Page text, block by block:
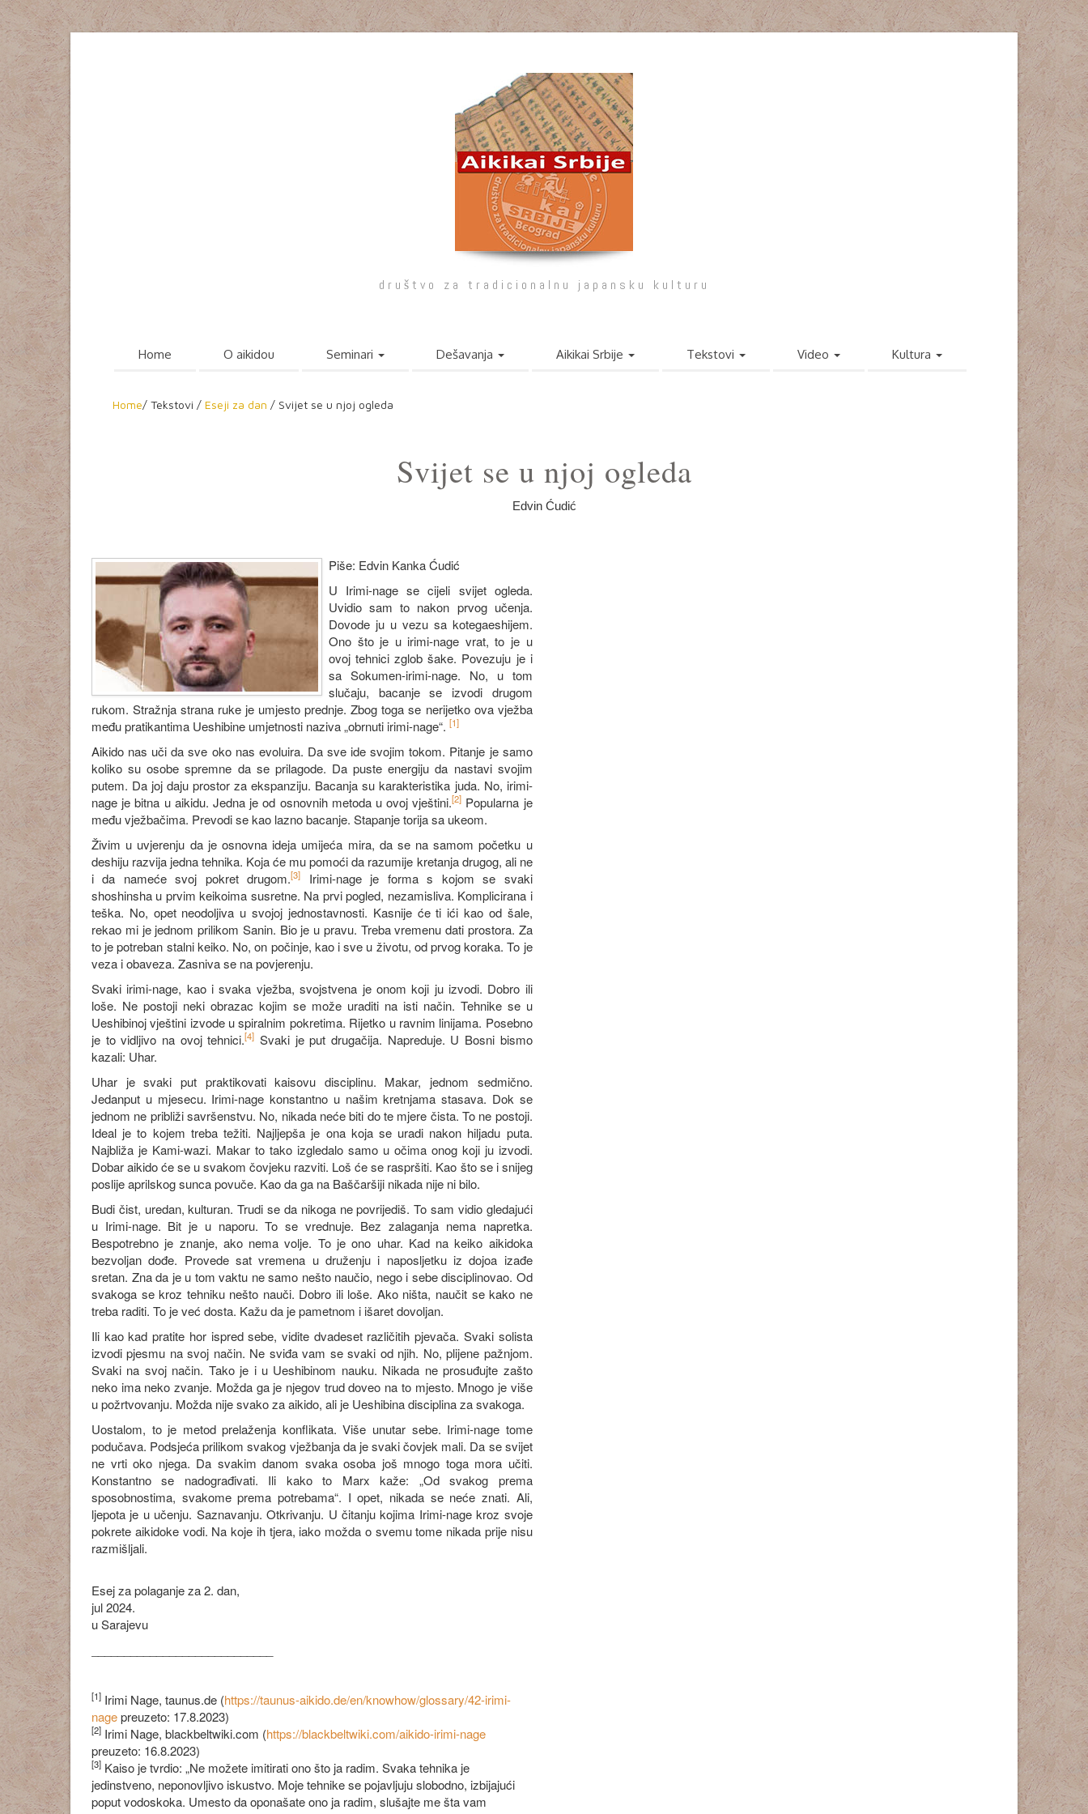
društvo za tradicionalnu japansku kulturu
Home O aikidou Seminari Dešavanja Aikikai Srbije Tekstovi Video Kultura
Home/ Tekstovi / Eseji za dan / Svijet se u njoj ogleda
Svijet se u njoj ogleda
Edvin Ćudić
Piše: Edvin Kanka Ćudić
U Irimi-nage se cijeli svijet ogleda.
Uvidio sam to nakon prvog učenja.
Dovode ju u vezu sa kotegaeshijem.
Ono što je u irimi-nage vrat, to je u
ovoj tehnici zglob šake. Povezuju je i
sa Sokumen-irimi-nage. No, u tom
slučaju, bacanje se izvodi drugom
rukom. Stražnja strana ruke je umjesto prednje. Zbog toga se nerijetko ova vježba
među pratikantima Ueshibine umjetnosti naziva „obrnuti irimi-nage“. [1]
Aikido nas uči da sve oko nas evoluira. Da sve ide svojim tokom. Pitanje je samo
koliko su osobe spremne da se prilagode. Da puste energiju da nastavi svojim
putem. Da joj daju prostor za ekspanziju. Bacanja su karakteristika juda. No, irimi-
nage je bitna u aikidu. Jedna je od osnovnih metoda u ovoj vještini.[2] Popularna je
među vježbačima. Prevodi se kao lazno bacanje. Stapanje torija sa ukeom.
Živim u uvjerenju da je osnovna ideja umijeća mira, da se na samom početku u
deshiju razvija jedna tehnika. Koja će mu pomoći da razumije kretanja drugog, ali ne
i da nameće svoj pokret drugom.[3]
Irimi-nage je forma s kojom se svaki
shoshinsha u prvim keikoima susretne. Na prvi pogled, nezamisliva. Komplicirana i
teška. No, opet neodoljiva u svojoj jednostavnosti. Kasnije će ti ići kao od šale,
rekao mi je jednom prilikom Sanin. Bio je u pravu. Treba vremenu dati prostora. Za
to je potreban stalni keiko. No, on počinje, kao i sve u životu, od prvog koraka. To je
veza i obaveza. Zasniva se na povjerenju.
Svaki irimi-nage, kao i svaka vježba, svojstvena je onom koji ju izvodi. Dobro ili
loše. Ne postoji neki obrazac kojim se može uraditi na isti način. Tehnike se u
Ueshibinoj vještini izvode u spiralnim pokretima. Rijetko u ravnim linijama. Posebno
je to vidljivo na ovoj tehnici.[4] Svaki je put drugačija. Napreduje. U Bosni bismo
kazali: Uhar.
Uhar je svaki put praktikovati kaisovu disciplinu. Makar, jednom sedmično.
Jedanput u mjesecu. Irimi-nage konstantno u našim kretnjama stasava. Dok se
jednom ne približi savršenstvu. No, nikada neće biti do te mjere čista. To ne postoji.
Ideal je to kojem treba težiti. Najljepša je ona koja se uradi nakon hiljadu puta.
Najbliža je Kami-wazi. Makar to tako izgledalo samo u očima onog koji ju izvodi.
Dobar aikido će se u svakom čovjeku razviti. Loš će se raspršiti. Kao što se i snijeg
poslije aprilskog sunca povuče. Kao da ga na Baščaršiji nikada nije ni bilo.
Budi čist, uredan, kulturan. Trudi se da nikoga ne povrijediš. To sam vidio gledajući
u Irimi-nage. Bit je u naporu. To se vrednuje. Bez zalaganja nema napretka.
Bespotrebno je znanje, ako nema volje. To je ono uhar. Kad na keiko aikidoka
bezvoljan dođe. Provede sat vremena u druženju i naposljetku iz dojoa izađe
sretan. Zna da je u tom vaktu ne samo nešto naučio, nego i sebe disciplinovao. Od
svakoga se kroz tehniku nešto nauči. Dobro ili loše. Ako ništa, naučit se kako ne
treba raditi. To je već dosta. Kažu da je pametnom i išaret dovoljan.
Ili kao kad pratite hor ispred sebe, vidite dvadeset različitih pjevača. Svaki solista
izvodi pjesmu na svoj način. Ne sviđa vam se svaki od njih. No, plijene pažnjom.
Svaki na svoj način. Tako je i u Ueshibinom nauku. Nikada ne prosuđujte zašto
neko ima neko zvanje. Možda ga je njegov trud doveo na to mjesto. Mnogo je više
u požrtvovanju. Možda nije svako za aikido, ali je Ueshibina disciplina za svakoga.
Uostalom, to je metod prelaženja konflikata. Više unutar sebe. Irimi-nage tome
podučava. Podsjeća prilikom svakog vježbanja da je svaki čovjek mali. Da se svijet
ne vrti oko njega. Da svakim danom svaka osoba još mnogo toga mora učiti.
Konstantno se nadograđivati. Ili kako to Marx kaže: „Od svakog prema
sposobnostima, svakome prema potrebama“. I opet, nikada se neće znati. Ali,
ljepota je u učenju. Saznavanju. Otkrivanju. U čitanju kojima Irimi-nage kroz svoje
pokrete aikidoke vodi. Na koje ih tjera, iako možda o svemu tome nikada prije nisu
razmišljali.
Esej za polaganje za 2. dan,
jul 2024.
u Sarajevu
[1] Irimi Nage, taunus.de (https://taunus-aikido.de/en/knowhow/glossary/42-irimi-
nagepreuzeto: 17.8.2023)
[2] Irimi Nage, blackbeltwiki.com (https://blackbeltwiki.com/aikido-irimi-nage
preuzeto: 16.8.2023)
[3] Kaiso je tvrdio: „Ne možete imitirati ono što ja radim. Svaka tehnika je
jedinstveno, neponovljivo iskustvo. Moje tehnike se pojavljuju slobodno, izbijajući
poput vodoskoka. Umesto da oponašate ono ja radim, slušajte me šta vam